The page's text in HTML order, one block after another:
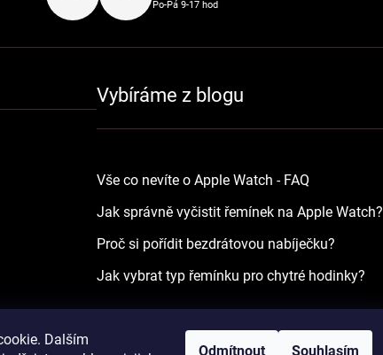
Dalším
Odmítnout Souhlasím
Po-Pá 9-17 hod
Vybíráme z blogu
Vše co nevíte o Apple Watch - FAQ
Jak správně vyčistit řemínek na Apple Watch?
Proč si pořídit bezdrátovou nabíječku?
Jak vybrat typ řemínku pro chytré hodinky?